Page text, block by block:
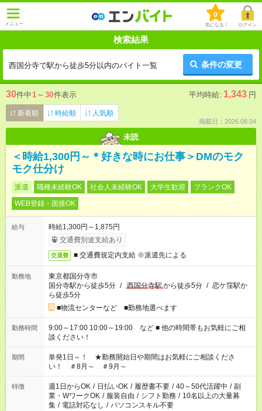
メニュー
0
気になる！ ログイン
検索結果
西国分寺で駅から徒歩5分以内のバイト一覧 条件の変更
30件中1 ～ 30件表示 平均時給: 1,343 円
新着順 時給順 人気順
掲載日：2026.08.04
未読
＜時給1,300円～＊好きな時にお仕事＞DMのモク
モク仕分け
派遣 職種未経験OK 社会人未経験OK 大学生歓迎
ブランクOK
WEB登録・面接OK
給与
時給1,300円～1,875円
交通費別途支給あり
交通費 ■ 交通費規定内支給 ※派遣先による
勤務地
東京都国分寺市
国分寺駅から徒歩5分 / 西国分寺駅から徒歩5分 / 恋ケ窪駅か
ら徒歩5分
■物流センターなど ■勤務地選べます
勤務時間
9:00～17:00 10:00～19:00 など ■ 他の時間帯もお気軽にご相
談ください！
期間
単発1日～！ ★勤務開始日や期間はお気軽にご相談くださ
い！ ＃8月～ ＃9月～
特徴 週1日からOK / 日払いOK / 履歴書不要 / 40～50代活躍中 / 副
業・WワークOK / 服装自由 / シフト勤務 / 10名以上の大量募
集 / 電話対応なし / パソコンスキル不要